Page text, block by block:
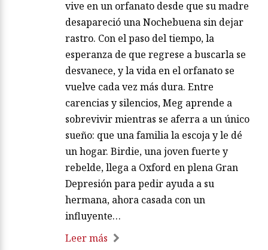
vive en un orfanato desde que su madre
desapareció una Nochebuena sin dejar
rastro. Con el paso del tiempo, la
esperanza de que regrese a buscarla se
desvanece, y la vida en el orfanato se
vuelve cada vez más dura. Entre
carencias y silencios, Meg aprende a
sobrevivir mientras se aferra a un único
sueño: que una familia la escoja y le dé
un hogar. Birdie, una joven fuerte y
rebelde, llega a Oxford en plena Gran
Depresión para pedir ayuda a su
hermana, ahora casada con un
influyente…
Leer más